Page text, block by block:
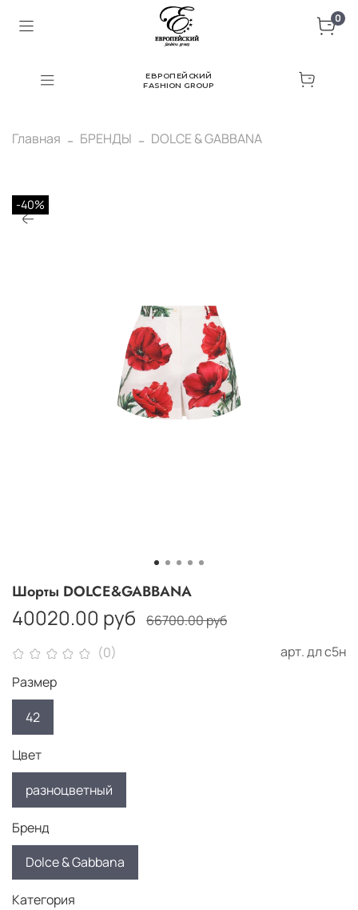
0
ЕВРОПЕЙСКИЙ
FASHION GROUP
Главная БРЕНДЫ DOLCE & GABBANA
-40%
(0) арт.дл с5н
Шорты DOLCE&GABBANA
40020.00 руб 66700.00 руб
Размер
42
Цвет
разноцветный
Бренд
Dolce & Gabbana
Категория